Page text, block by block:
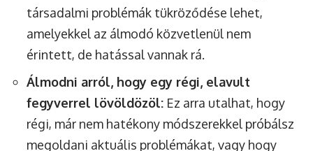
társadalmi problémák tükröződése lehet,
amelyekkel az álmodó közvetlenül nem
érintett, de hatással vannak rá.
Álmodni arról, hogy egy régi, elavult
fegyverrel lövöldözöl: Ez arra utalhat, hogy
régi, már nem hatékony módszerekkel próbálsz
megoldani aktuális problémákat, vagy hogy